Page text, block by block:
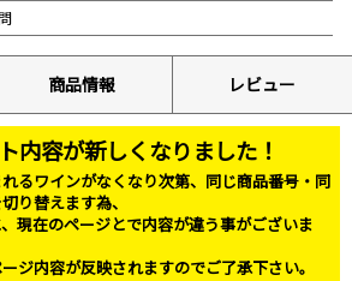
商品情報 レビュー
内容が新しくなりました！
るワインがなくなり次第、同じ商品番号・同
り替えます為、
現在のページとで内容が違う事がございま
ジ内容が反映されますのでご了承下さい。